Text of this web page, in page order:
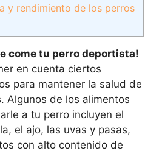
y rendimiento de los perros
come tu perro deportista!
en cuenta ciertos
para mantener la salud de
Algunos de los alimentos
a tu perro incluyen el
el ajo, las uvas y pasas,
con alto contenido de